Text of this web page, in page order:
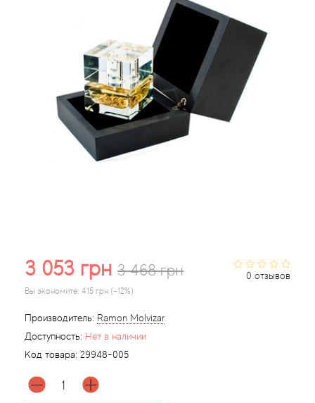
0 отзывов
3 053 грн 3 468 грн
Вы экономите: 415 грн (-12%)
Производитель: Ramon Molvizar
Доступность: Нет в наличии
Код товара: 29948-005
Acqua di Sardegna
Aedes de Venustas
Agatha Ruiz de la Prada
Agent Provocateur
Agonist
Aigner